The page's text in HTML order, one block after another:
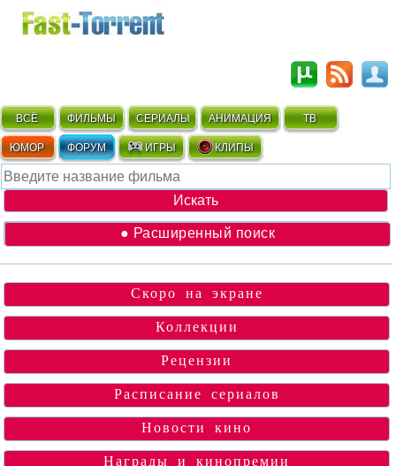
ВСЁ ФИЛЬМЫ СЕРИАЛЫ АНИМАЦИЯ ТВ
ЮМОР ФОРУМ ИГРЫ КЛИПЫ
● Расширенный поиск
Скоро на экране
Коллекции
Рецензии
Расписание сериалов
Новости кино
Награды и кинопремии